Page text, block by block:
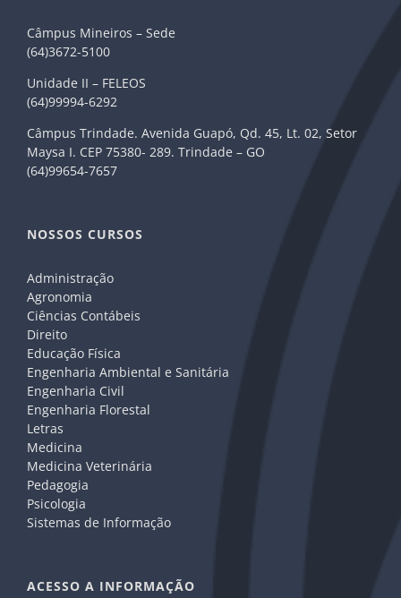
Câmpus Mineiros – Sede
(64)3672-5100
Unidade II – FELEOS
(64)99994-6292
Câmpus Trindade. Avenida Guapó, Qd. 45, Lt. 02, Setor
Maysa I. CEP 75380- 289. Trindade – GO
(64)99654-7657
NOSSOS CURSOS
Administração
Agronomia
Ciências Contábeis
Direito
Educação Física
Engenharia Ambiental e Sanitária
Engenharia Civil
Engenharia Florestal
Letras
Medicina
Medicina Veterinária
Pedagogia
Psicologia
Sistemas de Informação
ACESSO A INFORMAÇÃO